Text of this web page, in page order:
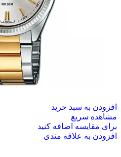
سبد خرید
اضافه کنید
علاقه مندی